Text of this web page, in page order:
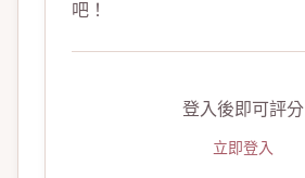
吧！
登入後即可評分
立即登入